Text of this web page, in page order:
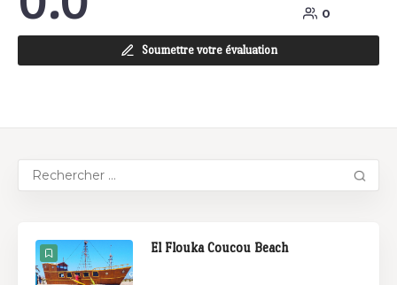
0
Soumettre votre évaluation
El Flouka Coucou Beach